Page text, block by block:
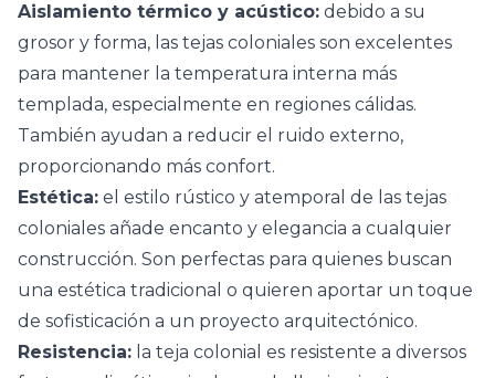
Aislamiento térmico y acústico: debido a su
grosor y forma, las tejas coloniales son excelentes
para mantener la temperatura interna más
templada, especialmente en regiones cálidas.
También ayudan a reducir el ruido externo,
proporcionando más confort.
Estética: el estilo rústico y atemporal de las tejas
coloniales añade encanto y elegancia a cualquier
construcción. Son perfectas para quienes buscan
una estética tradicional o quieren aportar un toque
de sofisticación a un proyecto arquitectónico.
Resistencia: la teja colonial es resistente a diversos